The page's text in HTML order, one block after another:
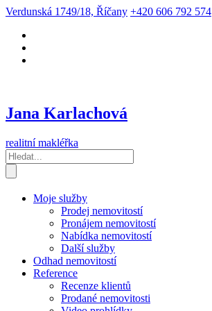
Verdunská 1749/18, Říčany +420 606 792 574
Jana Karlachová
realitní makléřka
Moje služby
Prodej nemovitostí
Pronájem nemovitostí
Nabídka nemovitostí
Další služby
Odhad nemovitostí
Reference
Recenze klientů
Prodané nemovitosti